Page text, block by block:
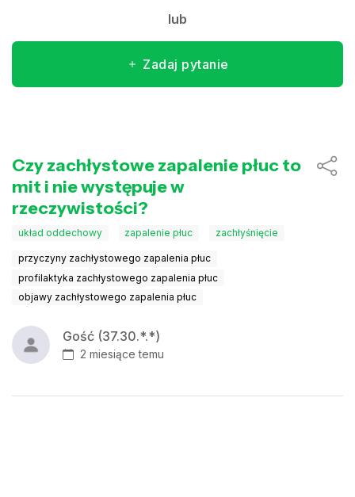
lub
Zadaj pytanie
Czy zachłystowe zapalenie płuc to
mit i nie występuje w
rzeczywistości?
układ oddechowy zapalenie płuc zachłyśnięcie
przyczyny zachłystowego zapalenia płuc
profilaktyka zachłystowego zapalenia płuc
objawy zachłystowego zapalenia płuc
Gość (37.30.*.*)
2 miesiące temu